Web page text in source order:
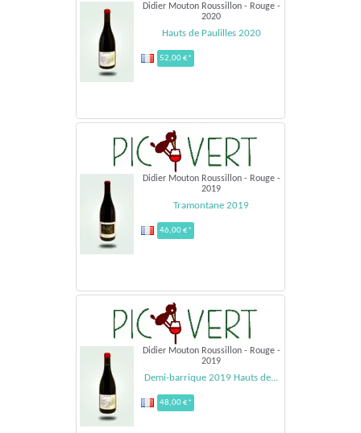
Didier Mouton Roussillon - Rouge -
2020
Hauts de Paulilles 2020
52,00 €*
Didier Mouton Roussillon - Rouge -
2019
Tramontane 2019
46,00 €*
Didier Mouton Roussillon - Rouge -
2019
Demi-barrique 2019 Hauts de...
48,00 €*